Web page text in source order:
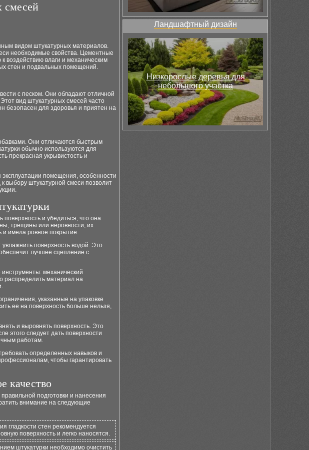
видом штукатурных материалов.
необходимые свойства. Цементные
воздействию влаги и механическим
стен и подвальных помещений.
с песком. Они обладают отличной
вид штукатурных смесей часто
безопасен для здоровья и приятен на
Они отличаются быстрым
обычно используются для
прекрасная укрывистость и
помещения, особенности
выбору штукатурной смеси позволит
и убедиться, что она
трещины или неровности, их
и имела ровное покрытие.
поверхность водой. Это
лучшее сцепление с
механический
распределить материал на
указанные на упаковке
ее на поверхность больше нельзя,
и выровнять поверхность. Это
этого следует дать поверхности
работам.
определенных навыков и
чтобы гарантировать
качество
подготовки и нанесения
внимание на следующие
гладкости стен рекомендуется
поверхность и легко наносятся.
штукатурки необходимо очистить
Ландшафтный дизайн
Низкорослые деревья для
небольшого участка